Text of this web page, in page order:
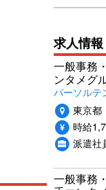
求人情報
一般事務
ンタメグ
パーソルテ
東京都
時給
派遣社
一般事務